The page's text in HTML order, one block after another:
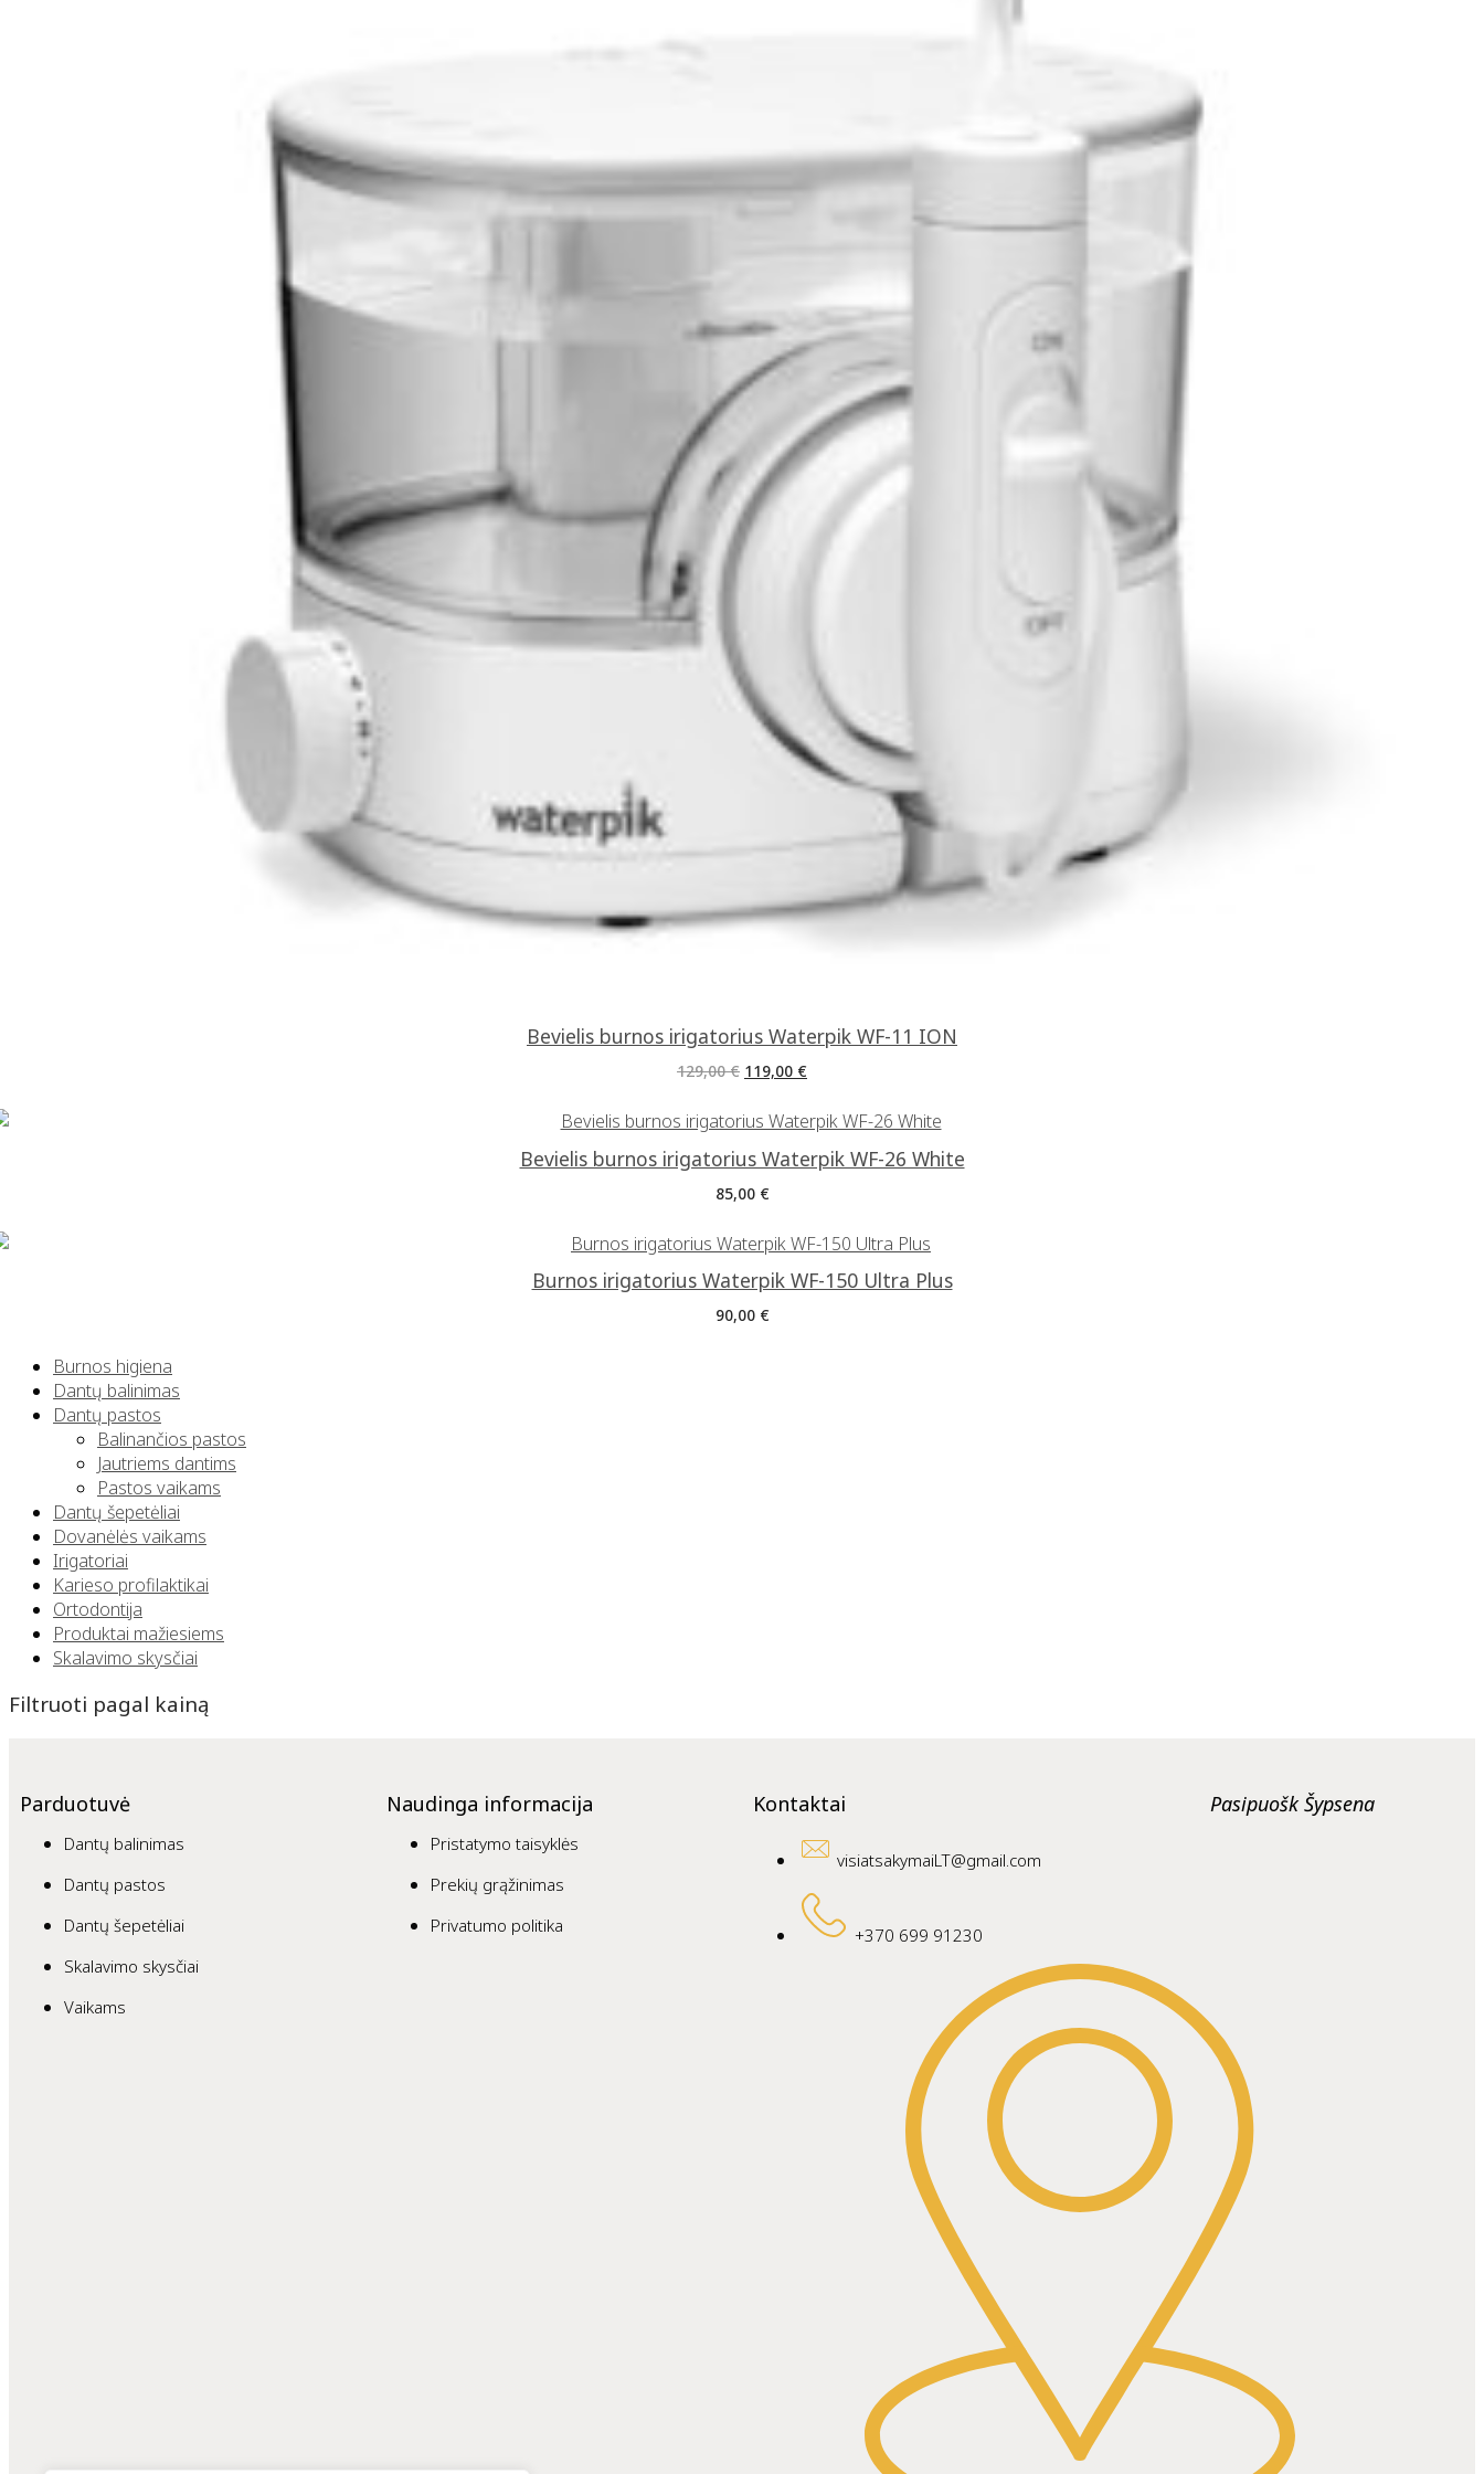
Bevielis burnos irigatorius Waterpik WF-11 ION
129,00€ 119,00 €
Bevielis burnos irigatorius Waterpik WF-26 White
85,00 €
Burnos irigatorius Waterpik WF-150 Ultra Plus
90,00 €
Burnos higiena
Dantų balinimas
Dantų pastos
Balinančios pastos
Jautriems dantims
Pastos vaikams
Dantų šepetėliai
Dovanėlės vaikams
Irigatoriai
Karieso profilaktikai
Ortodontija
Produktai mažiesiems
Skalavimo skysčiai
Filtruoti pagal kainą
Parduotuvė
Dantų balinimas
Dantų pastos
Dantų šepetėliai
Skalavimo skysčiai
Vaikams
Naudinga informacija
Pristatymo taisyklės
Prekių grąžinimas
Privatumo politika
Kontaktai
visiatsakymaiLT@gmail.com
+370 699 91230
Pasipuošk Šypsena